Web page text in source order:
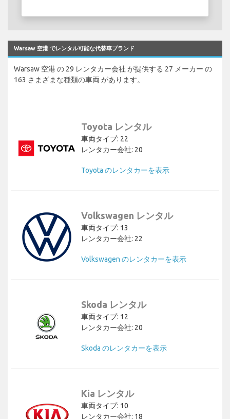
Warsaw 空港 でレンタル可能な代替車ブランド
Warsaw 空港 の 29 レンタカー会社 が提供する 27 メーカー の
163 さまざまな種類の車両 があります。
Toyota レンタル
車両タイプ: 22
レンタカー会社: 20
Toyota のレンタカーを表示
Volkswagen レンタル
車両タイプ: 13
レンタカー会社: 22
Volkswagen のレンタカーを表示
Skoda レンタル
車両タイプ: 12
レンタカー会社: 20
Skoda のレンタカーを表示
Kia レンタル
車両タイプ: 10
レンタカー会社: 18